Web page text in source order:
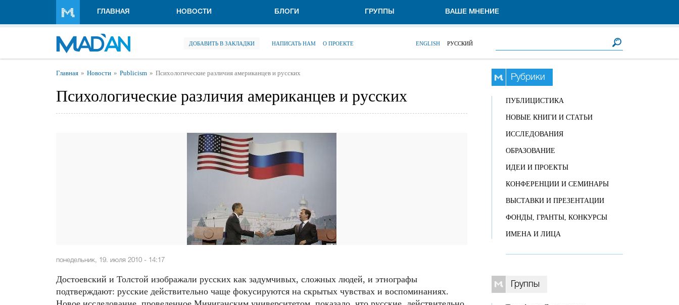
ГЛАВНАЯ НОВОСТИ БЛОГИ ГРУППЫ ВАШЕ МНЕНИЕ
ДОБАВИТЬ В ЗАКЛАДКИ НАПИСАТЬ НАМ О ПРОЕКТЕ ENGLISH РУССКИЙ
Вы здесь
Главная Новости Publicism Психологические различия американцев и русских
Психологические различия американцев и русских
понедельник, 19. июля 2010 - 14:17
Достоевский и Толстой изображали русских как задумчивых, сложных людей, и этнографы
подтверждают: русские действительно чаще фокусируются на скрытых чувствах и воспоминаниях.
Рубрики
ПУБЛИЦИСТИКА
НОВЫЕ КНИГИ И СТАТЬИ
ИССЛЕДОВАНИЯ
ОБРАЗОВАНИЕ
ИДЕИ И ПРОЕКТЫ
КОНФЕРЕНЦИИ И СЕМИНАРЫ
ВЫСТАВКИ И ПРЕЗЕНТАЦИИ
ФОНДЫ, ГРАНТЫ, КОНКУРСЫ
ИМЕНА И ЛИЦА
Группы